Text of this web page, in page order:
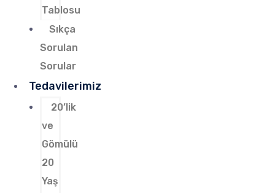
Tablosu
Sıkça
Sorulan
Sorular
Tedavilerimiz
20’lik
ve
Gömülü
20
Yaş